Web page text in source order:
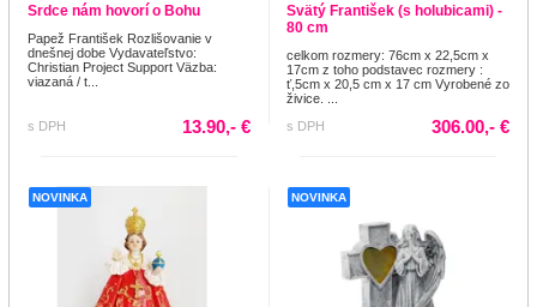
Srdce nám hovorí o Bohu
Papež František Rozlišovanie v
dnešnej dobe Vydavateľstvo:
Christian Project Support Väzba:
viazaná / t...
s DPH 13.90,- €
Svätý František (s holubicami) -
80 cm
celkom rozmery: 76cm x 22,5cm x
17cm z toho podstavec rozmery :
ť,5cm x 20,5 cm x 17 cm Vyrobené zo
živice. ...
s DPH
306.00,- €
NOVINKA NOVINKA